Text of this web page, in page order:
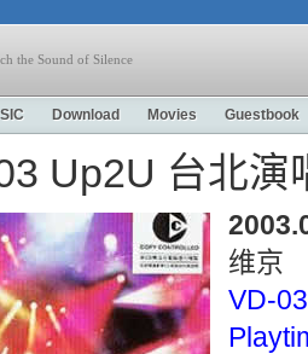
the Sound of Silence
Download Movies Guestbook
Up2U 台北演
维京
VD-